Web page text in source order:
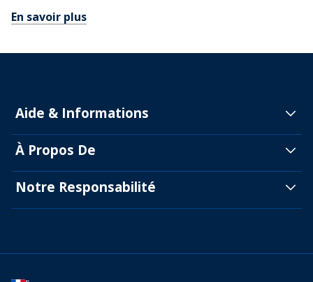
En savoir plus
Aide & Informations
À Propos De
Notre Responsabilité